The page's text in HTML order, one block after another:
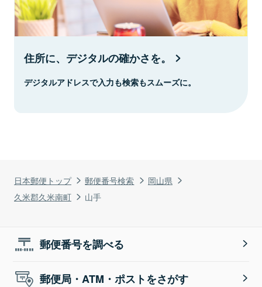
日本郵便トップ 郵便番号検索
岡山県
久米郡久米南町
山手
住所に、デジタルの確かさを。
デジタルアドレスで入力も検索もスムーズに。
郵便番号を調べる
郵便局・ATM・ポストをさがす